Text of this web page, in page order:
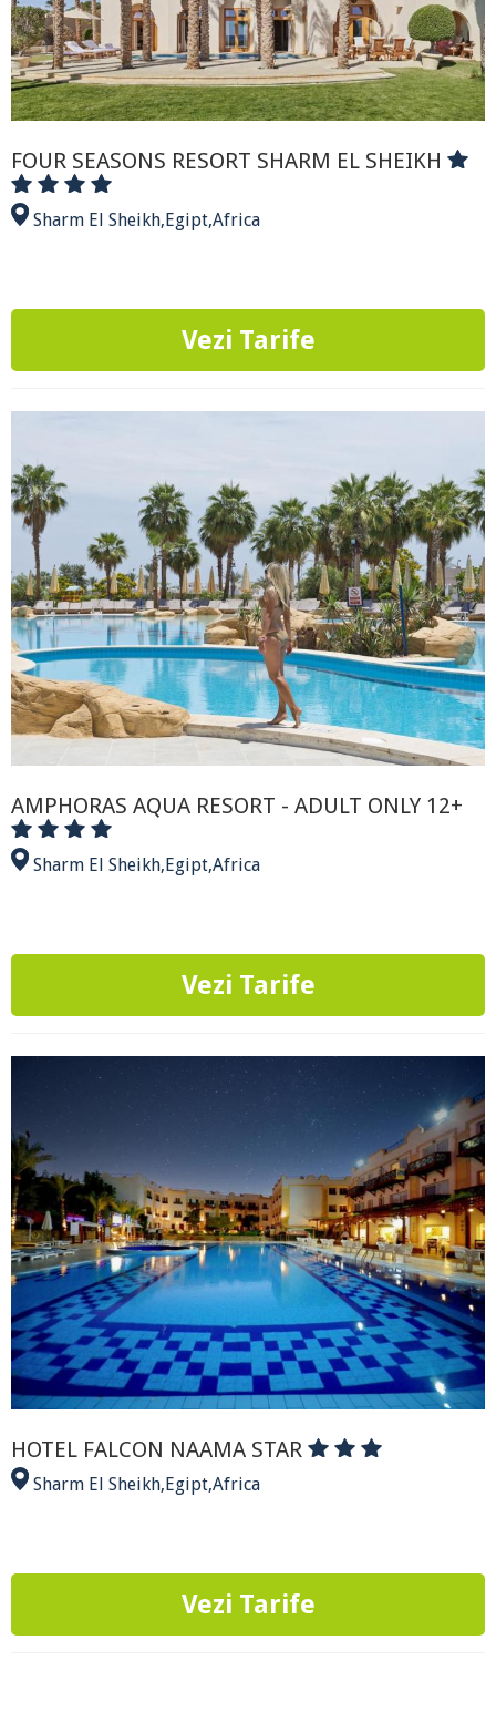
FOUR SEASONS RESORT SHARM EL SHEIKH
Sharm El Sheikh, Egipt,Africa
Vezi Tarife
AMPHORAS AQUA RESORT - ADULT ONLY 12+
Sharm El Sheikh,Egipt,Africa
Vezi Tarife
HOTEL FALCON NAAMA STAR
Sharm El Sheikh,Egipt,Africa
Vezi Tarife